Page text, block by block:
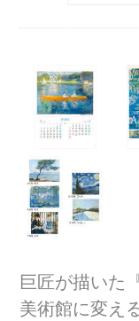
巨匠が描いた
美術館に変え